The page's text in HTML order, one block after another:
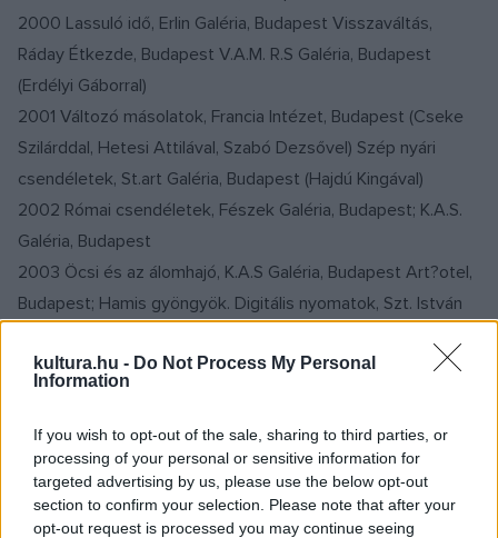
kultura.hu - Do Not Process My Personal
Information
If you wish to opt-out of the sale, sharing to third parties, or
processing of your personal or sensitive information for
targeted advertising by us, please use the below opt-out
section to confirm your selection. Please note that after your
opt-out request is processed you may continue seeing
2000 Lassuló idő, Erlin Galéria, Budapest Visszaváltás,
Ráday Étkezde, Budapest V.A.M. R.S Galéria, Budapest
(Erdélyi Gáborral)
2001 Változó másolatok, Francia Intézet, Budapest (Cseke
Szilárddal, Hetesi Attilával, Szabó Dezsővel) Szép nyári
csendéletek, St.art Galéria, Budapest (Hajdú Kingával)
2002 Római csendéletek, Fészek Galéria, Budapest; K.A.S.
Galéria, Budapest
2003 Öcsi és az álomhajó, K.A.S Galéria, Budapest Art?otel,
Budapest; Hamis gyöngyök. Digitális nyomatok, Szt. István
2004 Karambol, Godot Galéria, Budapest
Csoportos kiállítások:
1991 Magyar Intézet, Párizs
1992 Spektrum, Tűzoltó 72 kiállítótér, Budapest